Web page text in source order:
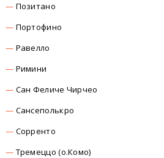
Позитано
Портофино
Равелло
Римини
Сан Феличе Чирчео
Сансеполькро
Сорренто
Тремеццо (о.Комо)